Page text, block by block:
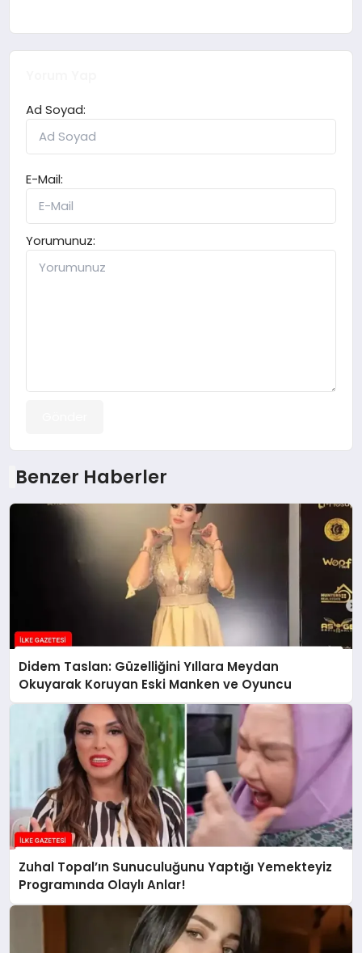
Ad Soyad:
E-Mail:
Yorumunuz:
Benzer Haberler
Didem Taslan: Güzelliğini Yıllara Meydan
Okuyarak Koruyan Eski Manken ve Oyuncu
Zuhal Topal’ın Sunuculuğunu Yaptığı Yemekteyiz
Programında Olaylı Anlar!